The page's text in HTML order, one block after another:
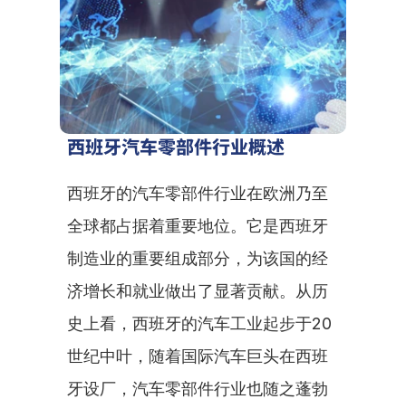
西班牙汽车零部件行业概述
西班牙的汽车零部件行业在欧洲乃至
全球都占据着重要地位。它是西班牙
制造业的重要组成部分，为该国的经
济增长和就业做出了显著贡献。从历
史上看，西班牙的汽车工业起步于20
世纪中叶，随着国际汽车巨头在西班
牙设厂，汽车零部件行业也随之蓬勃